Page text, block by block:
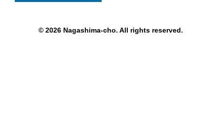
© 2026 Nagashima-cho. All rights reserved.